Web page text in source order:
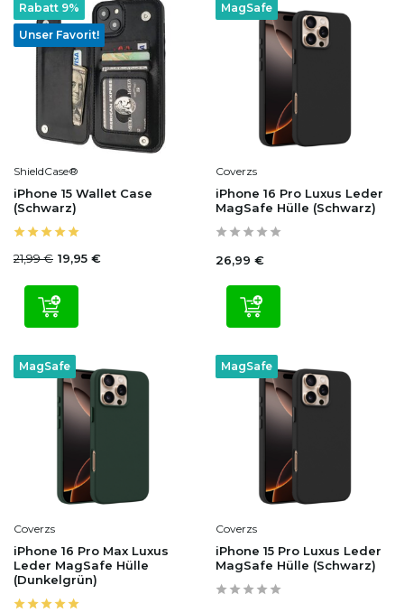
Unser Favorit!
Rabatt 9%
ShieldCase®
iPhone 15 Wallet Case
(Schwarz)
21,99 € 19,95 €
MagSafe
Coverzs
iPhone 16 Pro Luxus Leder
MagSafe Hülle (Schwarz)
26,99 €
MagSafe
Coverzs
iPhone 16 Pro Max Luxus
Leder MagSafe Hülle
(Dunkelgrün)
MagSafe
Coverzs
iPhone 15 Pro Luxus Leder
MagSafe Hülle (Schwarz)